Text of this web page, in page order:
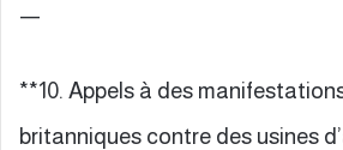
—
**10. Appels à des
britanniques contre des usines